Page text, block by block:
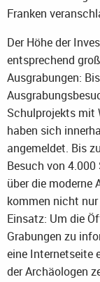
Franken
Der Höhe der
entsprechend
Ausgrabungen:
Schulprojekts mit
haben sich
angemeldet. Bis
Besuch von
über die moderne
kommen nicht
Einsatz: Um die
Grabungen zu
eine Internetseite
der Archäologen